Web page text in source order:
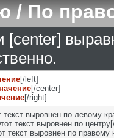
/ По
[center]
[/left]
[/center]
[/right]
текст выровнен по левому
текст выровнен по
текст выровнен по правому